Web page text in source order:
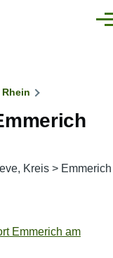
Kreis > Emmerich
Emmerich am